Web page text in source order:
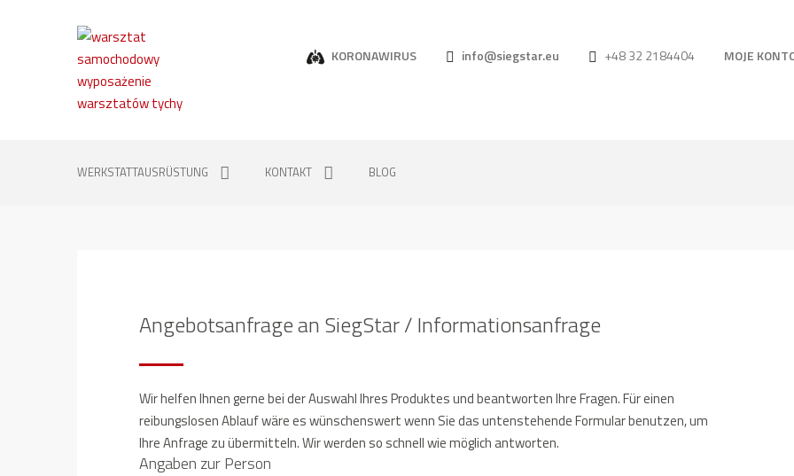
KORONAWIRUS info@siegstar.eu +48 32 2184404 MOJE
WERKSTATTAUSRÜSTUNG KONTAKT BLOG
Angebotsanfrage an SiegStar / Informationsanfrage
Wir helfen Ihnen gerne bei der Auswahl Ihres Produktes und beantworten Ihre Fragen. Für einen
reibungslosen Ablauf wäre es wünschenswert wenn Sie das untenstehende Formular benutzen, um
Ihre Anfrage zu übermitteln. Wir werden so schnell wie möglich antworten.
Angaben zur Person